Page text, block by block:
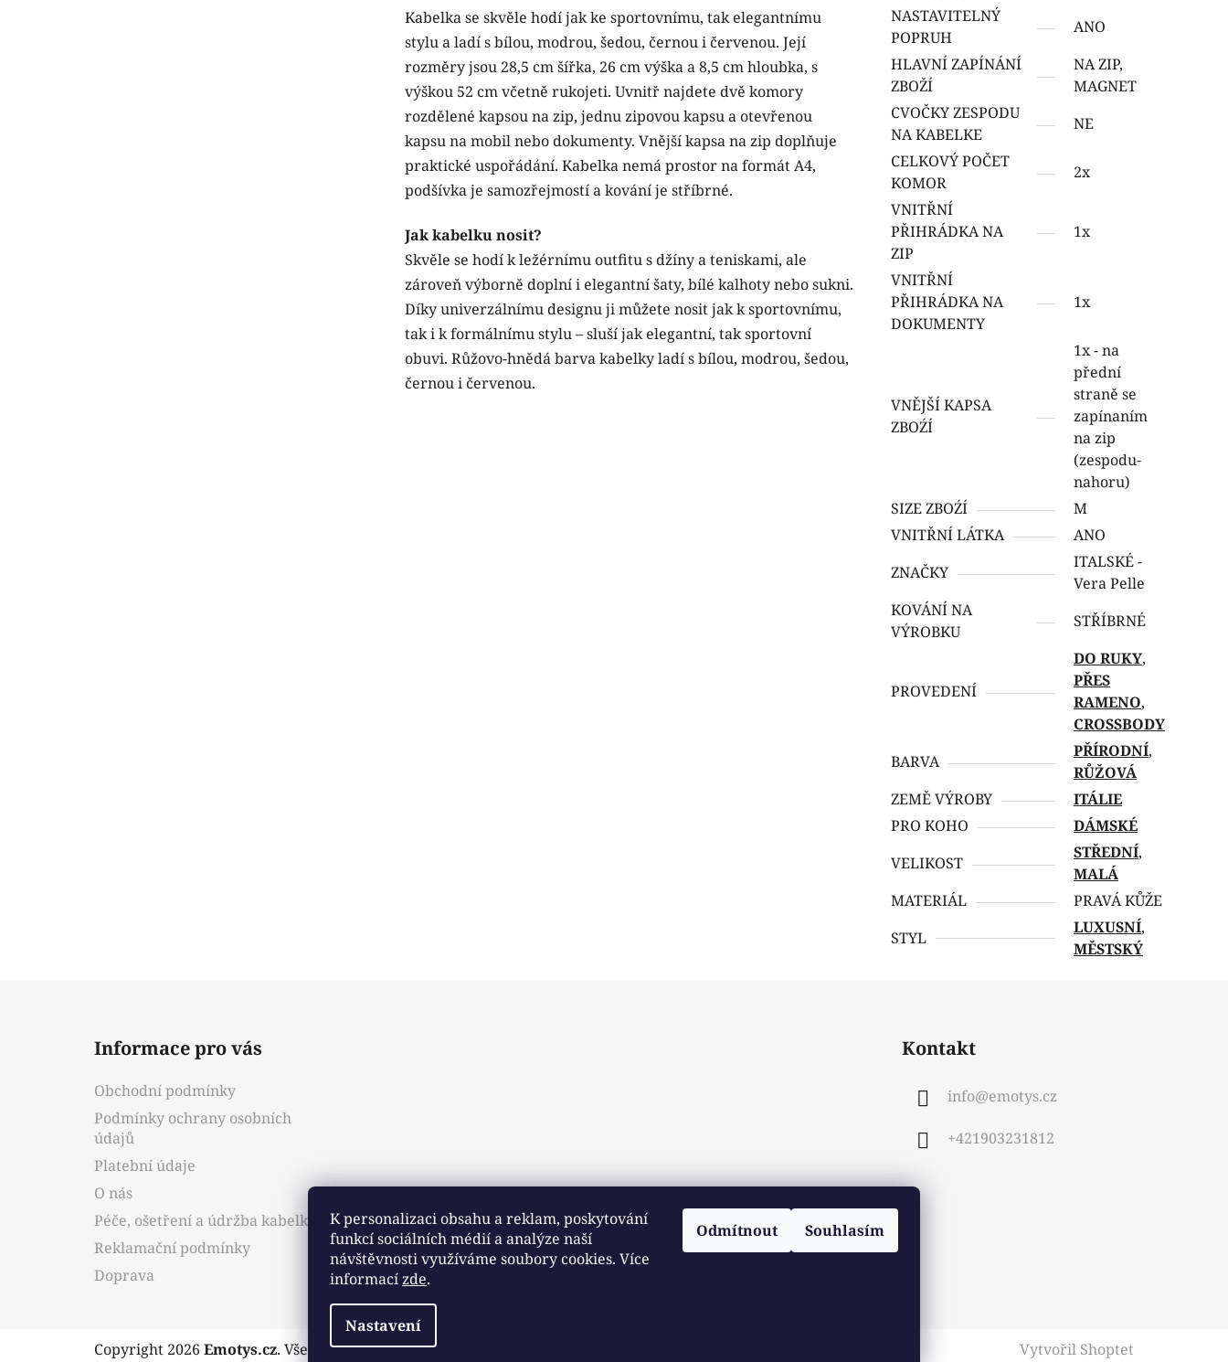
K personalizaci obsahu a reklam, poskytování
funkcí sociálních médií a analýze naší
návštěvnosti využíváme soubory cookies. Více
informacízde.
Nastavení
Odmítnout Souhlasím
Kabelka se skvěle hodí jak ke sportovnímu, tak elegantnímu
stylu a ladí s bílou, modrou, šedou, černou i červenou. Její
rozměry jsou 28,5 cm šířka, 26 cm výška a 8,5 cm hloubka, s
výškou 52 cm včetně rukojeti. Uvnitř najdete dvě komory
rozdělené kapsou na zip, jednu zipovou kapsu a otevřenou
kapsu na mobil nebo dokumenty. Vnější kapsa na zip doplňuje
praktické uspořádání. Kabelka nemá prostor na formát A4,
podšívka je samozřejmostí a kování je stříbrné.
Jak kabelku nosit?
Skvěle se hodí k ležérnímu outfitu s džíny a teniskami, ale
zároveň výborně doplní i elegantní šaty, bílé kalhoty nebo sukni.
Díky univerzálnímu designu ji můžete nosit jak k sportovnímu,
tak i k formálnímu stylu – sluší jak elegantní, tak sportovní
obuvi. Růžovo-hnědá barva kabelky ladí s bílou, modrou, šedou,
černou i červenou.
NASTAVITELNÝ
POPRUH
ANO
HLAVNÍ ZAPÍNÁNÍ
ZBOŽÍ
NA ZIP,
MAGNET
CVOČKY ZESPODU
NA KABELKE
NE
CELKOVÝ POČET
KOMOR
2x
VNITŘNÍ
PŘIHRÁDKA NA
ZIP
1x
VNITŘNÍ
PŘIHRÁDKA NA
DOKUMENTY
1x
VNĚJŠÍ KAPSA
ZBOŹÍ
1x - na
přední
straně se
zapínaním
na zip
(zespodu-
nahoru)
SIZE ZBOŹÍ
M
VNITŘNÍ LÁTKA
ANO
ZNAČKY
ITALSKÉ -
Vera Pelle
KOVÁNÍ NA
VÝROBKU
STŘÍBRNÉ
PROVEDENÍ
DO RUKY,
PŘES
RAMENO,
CROSSBODY
BARVA
PŘÍRODNÍ,
RŮŽOVÁ
ZEMĚ VÝROBY
ITÁLIE
PRO KOHO
DÁMSKÉ
VELIKOST
STŘEDNÍ,
MALÁ
MATERIÁL
PRAVÁ KŮŽE
STYL
LUXUSNÍ,
MĚSTSKÝ
Informace pro vás
Obchodní podmínky
Podmínky ochrany osobních
údajů
Platební údaje
O nás
Péče, ošetření a údržba kabelky
Reklamační podmínky
Doprava
Kontakt
info@emotys.cz
+421903231812
Vytvořil Shoptet
Copyright 2026 Emotys.cz. Všechna práva vyhrazena.